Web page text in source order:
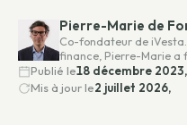
Pierre-Marie de
Co-fondateur de
finance, Pierre-Marie a
Publié le18 décembre 2023,
Mis à jour le2 juillet 2026,